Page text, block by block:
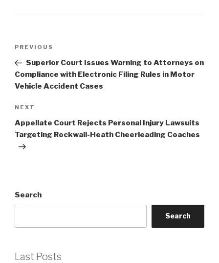
Previous
Post
PREVIOUS
Superior Court Issues Warning to Attorneys on
Compliance with Electronic Filing Rules in Motor
Vehicle Accident Cases
Next
Post
NEXT
Appellate Court Rejects Personal Injury Lawsuits
Targeting Rockwall-Heath Cheerleading Coaches
Search
Search
Last Posts